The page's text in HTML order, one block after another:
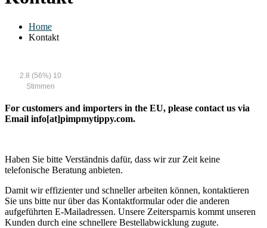
Home
Kontakt
2.8 (56%) 10
Stimmen
For customers and importers in the EU, please contact us via
Email info[at]pimpmytippy.com.
Haben Sie bitte Verständnis dafür, dass wir zur Zeit keine
telefonische Beratung anbieten.
Damit wir effizienter und schneller arbeiten können, kontaktieren
Sie uns bitte nur über das Kontaktformular oder die anderen
aufgeführten E-Mailadressen. Unsere Zeitersparnis kommt unseren
Kunden durch eine schnellere Bestellabwicklung zugute.